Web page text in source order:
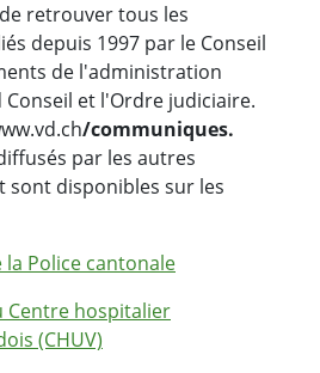
retrouver tous les
depuis 1997 par le Conseil
de l'administration
et l'Ordre judiciaire.
/communiques.
par les autres
sont disponibles sur les
Police cantonale
Centre hospitalier
(CHUV)